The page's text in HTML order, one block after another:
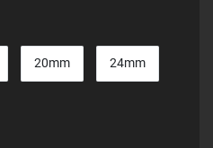
20mm 24mm